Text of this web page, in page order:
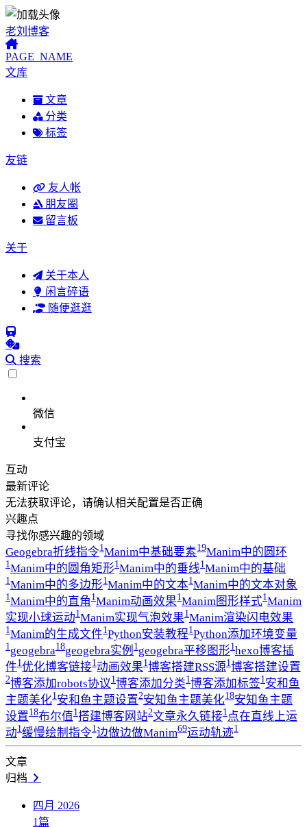
老刘博客
PAGE_NAME
文库
文章
分类
标签
友链
友人帐
朋友圈
留言板
关于
关于本人
闲言碎语
随便逛逛
搜索
微信
支付宝
互动
最新评论
无法获取评论，请确认相关配置是否正确
兴趣点
寻找你感兴趣的领域
Geogebra折线指令1Manim中基础要素19Manim中的圆环
1Manim中的圆角矩形1Manim中的垂线1Manim中的基础
1Manim中的多边形1Manim中的文本1Manim中的文本对象
1Manim中的直角 1Manim动画效果1Manim图形样式1Manim
实现小球运动1Manim实现气泡效果1Manim渲染闪电效果
1Manim的生成文件1Python安装教程1Python添加环境变量
1geogebra18geogebra实例 1geogebra平移图形1hexo博客插
件1优化博客链接1动画效果1博客搭建RSS源1博客搭建设置
2博客添加robots协议 1博客添加分类1博客添加标签1安和鱼
主题美化1安和鱼主题设置2安知鱼主题美化18安知鱼主题
设置18布尔值1搭建博客网站2文章永久链接1点在直线上运
动1缓慢绘制指令1边做边做Manim69运动轨迹1
文章
归档
四月 2026
1篇